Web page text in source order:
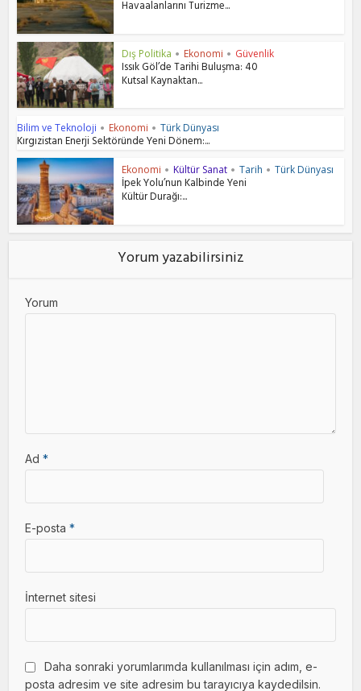
Havaalanlarını Turizme...
Dış Politika • Ekonomi • Güvenlik
Issık Göl’de Tarihi Buluşma: 40
Kutsal Kaynaktan...
Bilim ve Teknoloji • Ekonomi • Türk Dünyası
Kırgızistan Enerji Sektöründe Yeni Dönem:...
Ekonomi • Kültür Sanat • Tarih • Türk Dünyası
İpek Yolu’nun Kalbinde Yeni
Kültür Durağı:...
Yorum yazabilirsiniz
Yorum
Ad*
E-posta*
İnternet sitesi
Daha sonraki yorumlarımda kullanılması için adım, e-
posta adresim ve site adresim bu tarayıcıya kaydedilsin.